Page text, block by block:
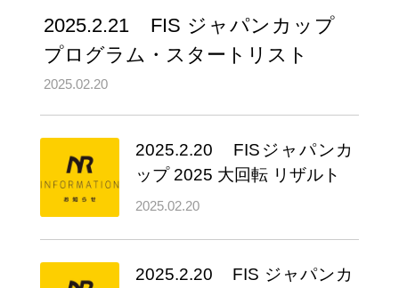
2025.2.21 FIS ジャパンカップ
プログラム・スタートリスト
2025.02.20
2025.2.20 FISジャパンカ
ップ 2025 大回転 リザルト
2025.02.20
2025.2.20 FIS ジャパンカ